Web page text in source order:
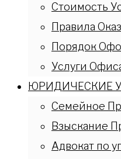
Стоимость
Правила
Порядок
Услуги
ЮРИДИЧЕСКИЕ
Семейное
Взыскание
Адвокат по